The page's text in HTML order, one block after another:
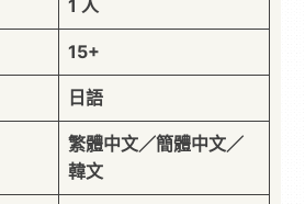
1 人
15+
日語
繁體中文／簡體中文／
韓文